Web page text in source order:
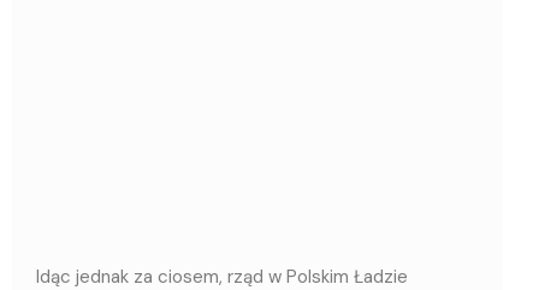
Idąc jednak za ciosem, rząd w Polskim Ładzie